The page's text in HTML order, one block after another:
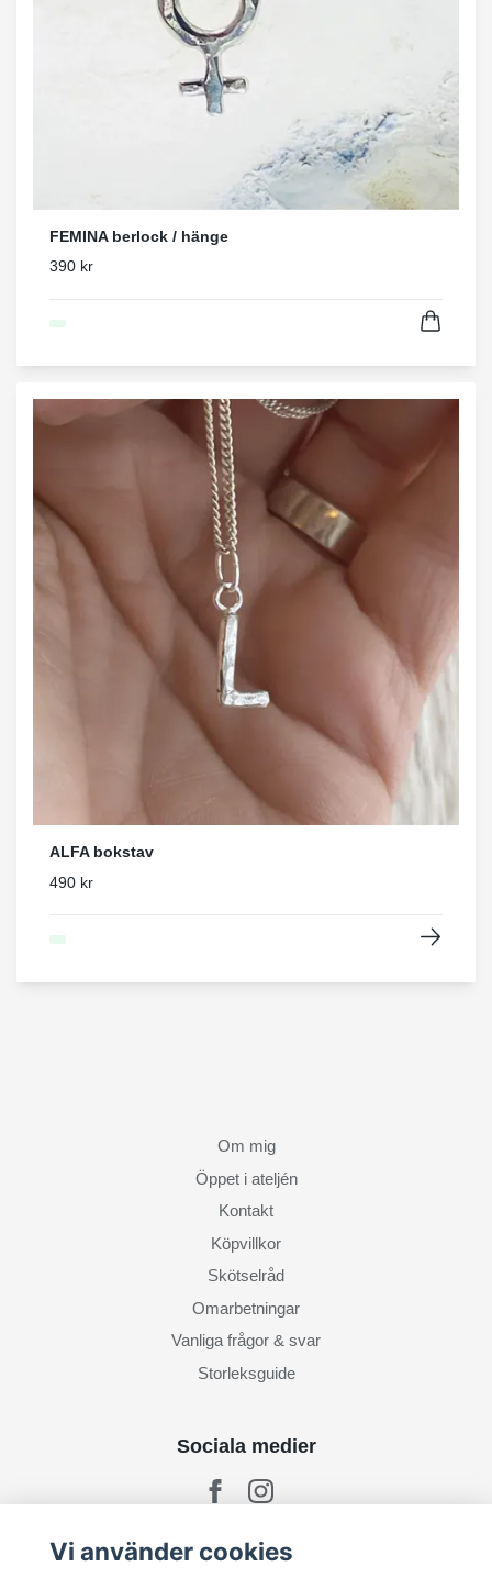
FEMINA berlock / hänge
390 kr
ALFA bokstav
490 kr
Om mig
Öppet i ateljén
Kontakt
Köpvillkor
Skötselråd
Omarbetningar
Vanliga frågor & svar
Storleksguide
Sociala medier
Vi använder cookies